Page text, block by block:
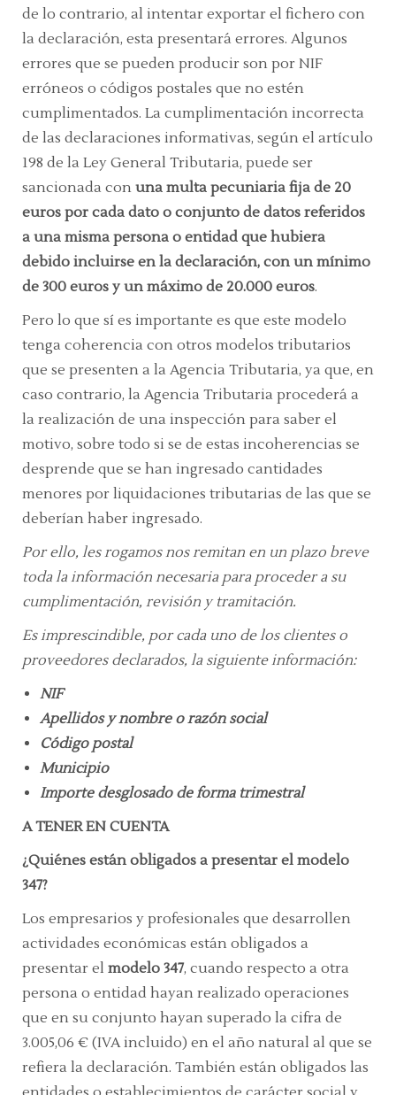
de lo contrario, al intentar exportar el fichero con
la declaración, esta presentará errores. Algunos
errores que se pueden producir son por NIF
erróneos o códigos postales que no estén
cumplimentados. La cumplimentación incorrecta
de las declaraciones informativas, según el artículo
198 de la Ley General Tributaria, puede ser
sancionada con una multa pecuniaria fija de 20
euros por cada dato o conjunto de datos referidos
a una misma persona o entidad que hubiera
debido incluirse en la declaración, con un mínimo
de 300 euros y un máximo de 20.000 euros.
Pero lo que sí es importante es que este modelo
tenga coherencia con otros modelos tributarios
que se presenten a la Agencia Tributaria, ya que, en
caso contrario, la Agencia Tributaria procederá a
la realización de una inspección para saber el
motivo, sobre todo si se de estas incoherencias se
desprende que se han ingresado cantidades
menores por liquidaciones tributarias de las que se
deberían haber ingresado.
Por ello, les rogamos nos remitan en un plazo breve
toda la información necesaria para proceder a su
cumplimentación, revisión y tramitación.
Es imprescindible, por cada uno de los clientes o
proveedores declarados, la siguiente información:
NIF
Apellidos y nombre o razón social
Código postal
Municipio
Importe desglosado de forma trimestral
A TENER EN CUENTA
¿Quiénes están obligados a presentar el modelo
347?
Los empresarios y profesionales que desarrollen
actividades económicas están obligados a
presentar el modelo 347, cuando respecto a otra
persona o entidad hayan realizado operaciones
que en su conjunto hayan superado la cifra de
3.005,06 € (IVA incluido) en el año natural al que se
refiera la declaración. También están obligados las